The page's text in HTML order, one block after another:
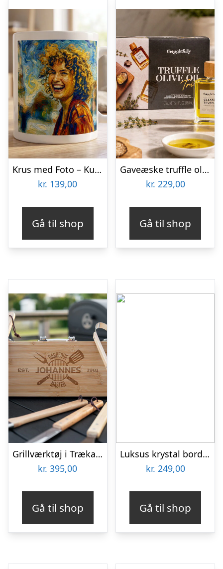
Krus med Foto – Kunstværk
kr. 139,00
Gå til shop
Gaveæske truffle olive oil trio – Thoughtfully
kr. 229,00
Gå til shop
Grillværktøj i Trækasse med Gravering – 5 Dele
kr. 395,00
Gå til shop
Luksus krystal bordlampe
kr. 249,00
Gå til shop